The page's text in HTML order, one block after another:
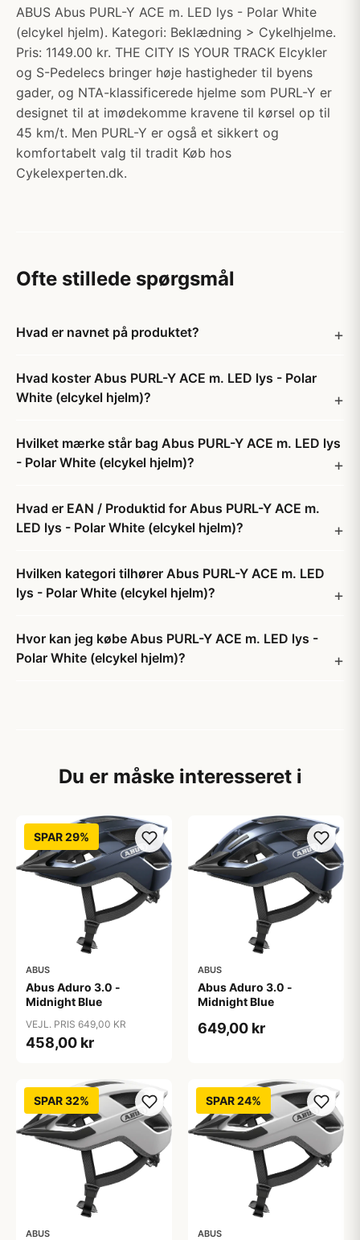
ABUS Abus PURL-Y ACE m. LED lys - Polar White
(elcykel hjelm). Kategori: Beklædning > Cykelhjelme.
Pris: 1149.00 kr. THE CITY IS YOUR TRACK Elcykler
og S-Pedelecs bringer høje hastigheder til byens
gader, og NTA-klassificerede hjelme som PURL-Y er
designet til at imødekomme kravene til kørsel op til
45 km/t. Men PURL-Y er også et sikkert og
komfortabelt valg til tradit Køb hos
Cykelexperten.dk.
Ofte stillede spørgsmål
Hvad er navnet på produktet?
Hvad koster Abus PURL-Y ACE m. LED lys - Polar
White (elcykel hjelm)?
Hvilket mærke står bag Abus PURL-Y ACE m. LED lys
- Polar White (elcykel hjelm)?
Hvad er EAN / Produktid for Abus PURL-Y ACE m.
LED lys - Polar White (elcykel hjelm)?
Hvilken kategori tilhører Abus PURL-Y ACE m. LED
lys - Polar White (elcykel hjelm)?
Hvor kan jeg købe Abus PURL-Y ACE m. LED lys -
Polar White (elcykel hjelm)?
Du er måske interesseret i
SPAR 29%
ABUS
Abus Aduro 3.0 -
Midnight Blue
VEJL. PRIS 649,00 KR
458,00 kr
ABUS
Abus Aduro 3.0 -
Midnight Blue
649,00 kr
SPAR 32%
ABUS
SPAR 24%
ABUS